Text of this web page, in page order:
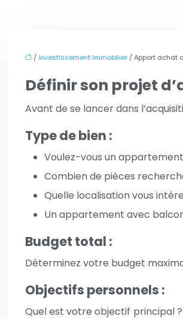
/ Investissement immobilier / Apport achat
Définir son projet
Avant de se lancer dans
Type de bien :
Voulez-vous un
Combien de pièces
Quelle localisation vous
Un appartement avec
Budget total :
Déterminez votre budget
Objectifs personnels :
Quel est votre objectif principal